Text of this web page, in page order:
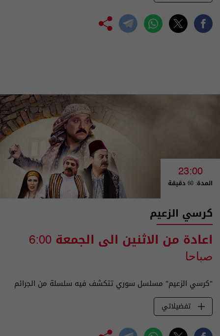
23:00
المدة: 60 دقيقة
كرسي الزعيم
اعادة من الاثنين الى الجمعة 6:00
صباحا
"كرسي الزعيم" مسلسل سوري تتكشف فيه سلسلة من الجرائم
تفضيلاتي